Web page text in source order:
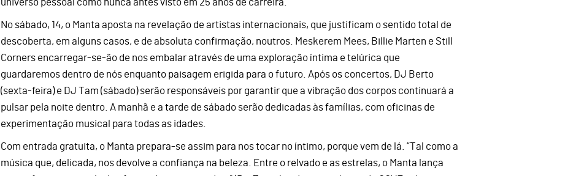
universo pessoal como nunca antes visto em 25 anos de carreira.
No sábado, 14, o Manta aposta na revelação de artistas internacionais, que justificam o sentido total de
descoberta, em alguns casos, e de absoluta confirmação, noutros. Meskerem Mees, Billie Marten e Still
Corners encarregar-se-ão de nos embalar através de uma exploração íntima e telúrica que
guardaremos dentro de nós enquanto paisagem erigida para o futuro. Após os concertos, DJ Berto
(sexta-feira) e DJ Tam (sábado) serão responsáveis por garantir que a vibração dos corpos continuará a
pulsar pela noite dentro. A manhã e a tarde de sábado serão dedicadas às famílias, com oficinas de
experimentação musical para todas as idades.
Com entrada gratuita, o Manta prepara-se assim para nos tocar no íntimo, porque vem de lá. “Tal como a
música que, delicada, nos devolve a confiança na beleza. Entre o relvado e as estrelas, o Manta lança